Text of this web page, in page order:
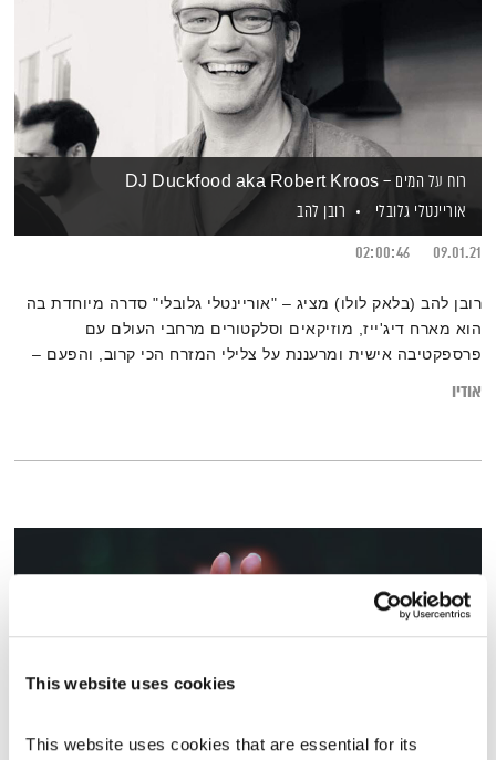
This website uses cookies
This website uses cookies that are essential for its
רוח על המים – DJ Duckfood aka Robert Kroos
אוריינטלי גלובלי
רובן להב
09.01.21
02:00:46
רובן להב (בלאק לולו) מציג – "אוריינטלי גלובלי" סדרה מיוחדת בה
הוא מארח דיג'ייז, מוזיקאים וסלקטורים מרחבי העולם עם
פרספקטיבה אישית ומרעננת על צלילי המזרח הכי קרוב, והפעם –
אודיו